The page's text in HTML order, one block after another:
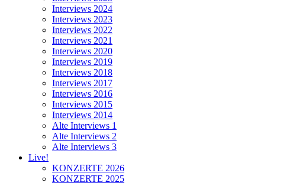
Interviews 2024
Interviews 2023
Interviews 2022
Interviews 2021
Interviews 2020
Interviews 2019
Interviews 2018
Interviews 2017
Interviews 2016
Interviews 2015
Interviews 2014
Alte Interviews 1
Alte Interviews 2
Alte Interviews 3
Live!
KONZERTE 2026
KONZERTE 2025